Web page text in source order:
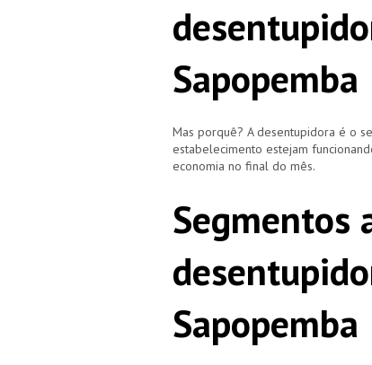
Sapopemba
Mas porquê? A desentupidora é o
estabelecimento estejam
economia no final do mês.
Segmentos
Sapopemba